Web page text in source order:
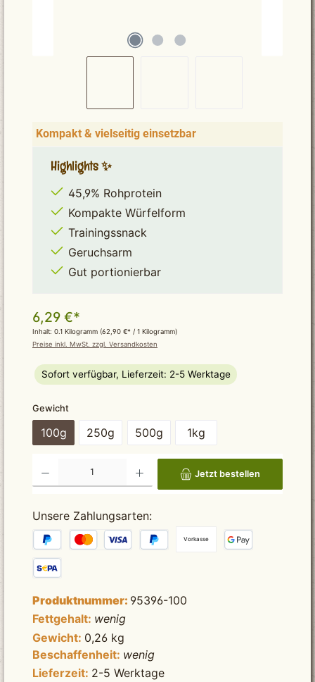
Kompakt & vielseitig einsetzbar
Highlights ✨
45,9% Rohprotein
Kompakte Würfelform
Trainingssnack
Geruchsarm
Gut portionierbar
6,29 €*
Inhalt: 0.1 Kilogramm (62,90 €* / 1 Kilogramm)
Preise inkl. MwSt. zzgl. Versandkosten
Sofort verfügbar, Lieferzeit: 2-5 Werktage
Gewichtauswählen
100g 250g 500g 1kg
Produkt Anzahl: Gib den gewünschten Wert ein oder benutze die Schaltflächen um die
Jetzt bestellen
Unsere Zahlungsarten:
Vorkasse
Produktnummer: 95396-100
Fettgehalt: wenig
Gewicht: 0,26 kg
Beschaffenheit: wenig
Lieferzeit: 2-5 Werktage